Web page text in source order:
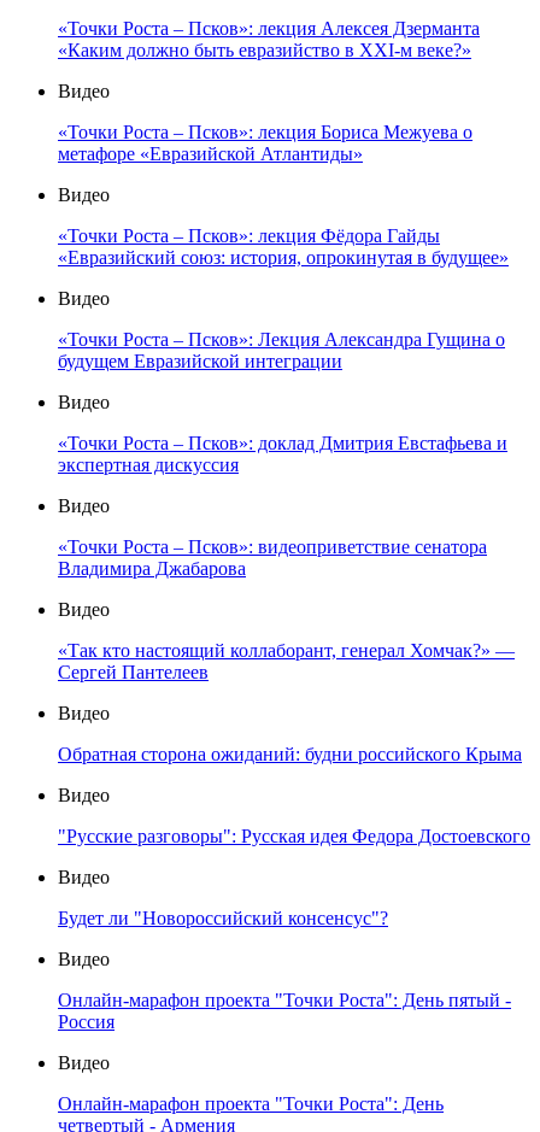
«Точки Роста – Псков»: лекция Алексея Дзерманта
«Каким должно быть евразийство в XXI-м веке?»
Видео
«Точки Роста – Псков»: лекция Бориса Межуева о
метафоре «Евразийской Атлантиды»
Видео
«Точки Роста – Псков»: лекция Фёдора Гайды
«Евразийский союз: история, опрокинутая в будущее»
Видео
«Точки Роста – Псков»: Лекция Александра Гущина о
будущем Евразийской интеграции
Видео
«Точки Роста – Псков»: доклад Дмитрия Евстафьева и
экспертная дискуссия
Видео
«Точки Роста – Псков»: видеоприветствие сенатора
Владимира Джабарова
Видео
«Так кто настоящий коллаборант, генерал Хомчак?» —
Сергей Пантелеев
Видео
Обратная сторона ожиданий: будни российского Крыма
Видео
"Русские разговоры": Русская идея Федора Достоевского
Видео
Будет ли "Новороссийский консенсус"?
Видео
Онлайн-марафон проекта "Точки Роста": День пятый -
Россия
Видео
Онлайн-марафон проекта "Точки Роста": День
четвертый - Армения